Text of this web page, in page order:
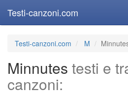
Testi-canzoni.com
Testi-canzoni.com M
Minnutes testi e
canzoni: